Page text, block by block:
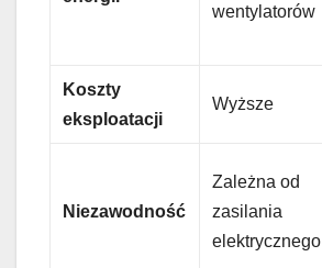
wentylatorów
Koszty
eksploatacji
Wyższe
Niezawodność
Zależna od
zasilania
elektrycznego